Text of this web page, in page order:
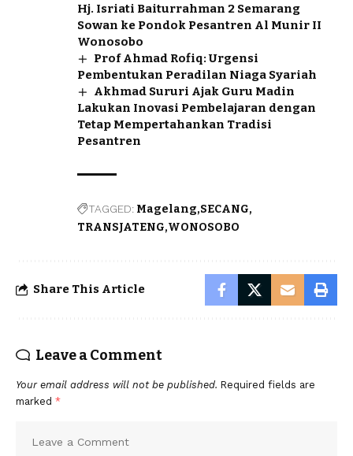
Hj. Isriati Baiturrahman 2 Semarang
Sowan ke Pondok Pesantren Al Munir II
Wonosobo
Prof Ahmad Rofiq: Urgensi
Pembentukan Peradilan Niaga Syariah
Akhmad Sururi Ajak Guru Madin
Lakukan Inovasi Pembelajaran dengan
Tetap Mempertahankan Tradisi
Pesantren
TAGGED: Magelang SECANG
TRANSJATENG WONOSOBO
Share This Article
Leave a Comment
Your email address will not be published. Required fields are
marked *